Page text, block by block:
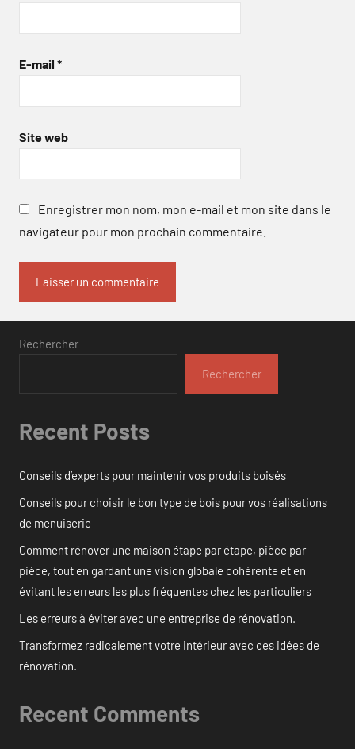
E-mail *
Site web
Enregistrer mon nom, mon e-mail et mon site dans le
navigateur pour mon prochain commentaire.
Rechercher
Rechercher
Recent Posts
Conseils d’experts pour maintenir vos produits boisés
Conseils pour choisir le bon type de bois pour vos réalisations
de menuiserie
Comment rénover une maison étape par étape, pièce par
pièce, tout en gardant une vision globale cohérente et en
évitant les erreurs les plus fréquentes chez les particuliers
Les erreurs à éviter avec une entreprise de rénovation.
Transformez radicalement votre intérieur avec ces idées de
rénovation.
Recent Comments